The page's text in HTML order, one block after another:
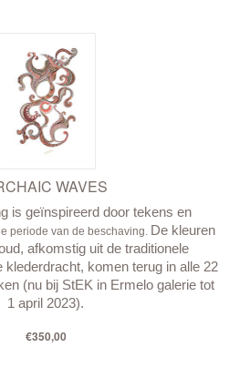
WAVES
is geïnspireerd door tekens en
periode van de beschaving. De kleuren
afkomstig uit de traditionele
klederdracht, komen terug in alle 22
(nu bij StEK in Ermelo galerie tot
1 april 2023).
€350,00